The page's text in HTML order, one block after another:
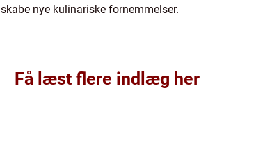
nye kulinariske fornemmelser.
Få læst flere indlæg her